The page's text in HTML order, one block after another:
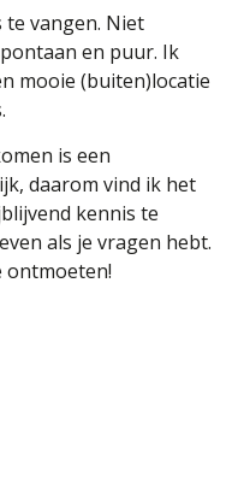
te vangen. Niet
en puur. Ik
mooie (buiten)locatie
is een
daarom vind ik het
kennis te
als je vragen hebt.
ontmoeten!